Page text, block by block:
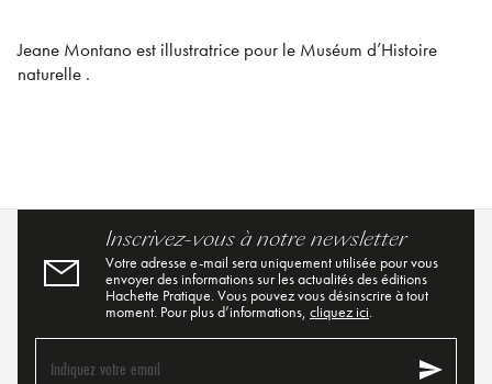
Jeane Montano est illustratrice pour le Muséum d’Histoire
naturelle .
Inscrivez-vous à notre newsletter
Votre adresse e-mail sera uniquement utilisée pour vous
envoyer des informations sur les actualités des éditions
Hachette Pratique. Vous pouvez vous désinscrire à tout
moment. Pour plus d’informations, cliquez ici.
Indiquez votre email send